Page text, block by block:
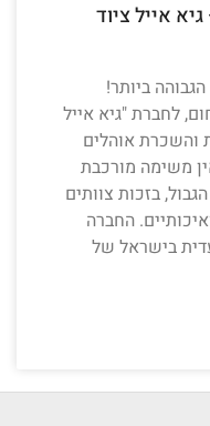
אייל ציוד
ביותר!
לחברת "גיא אייל
והשכרת אוהלים
משימה מורכבת
בזכות צוותים
החברה
בישראל של